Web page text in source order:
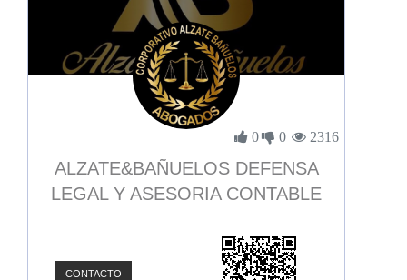
0 0 2316
ALZATE&BAÑUELOS DEFENSA
LEGAL Y ASESORIA CONTABLE
CONTACTO